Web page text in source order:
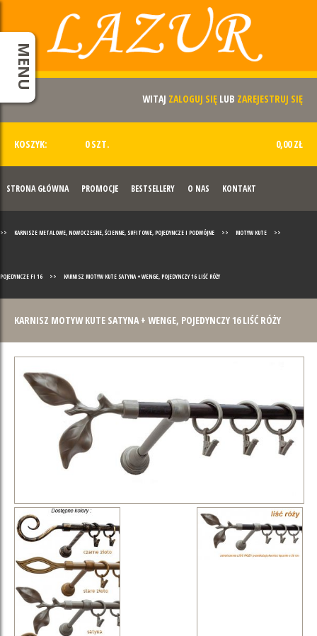
WITAJ ZALOGUJ SIĘ LUB ZAREJESTRUJ SIĘ
KOSZYK: 0 SZT. 0,00 ZŁ
STRONA GŁÓWNA PROMOCJE BESTSELLERY O NAS KONTAKT
MENU
>> KARNISZE METALOWE, NOWOCZESNE, ŚCIENNE, SUFITOWE, POJEDYNCZE I PODWÓJNE >> MOTYW KUTE >>
POJEDYNCZE FI 16 >> KARNISZ MOTYW KUTE SATYNA + WENGE, POJEDYNCZY 16 LIŚĆ RÓŻY
KARNISZ MOTYW KUTE SATYNA + WENGE, POJEDYNCZY 16 LIŚĆ RÓŻY